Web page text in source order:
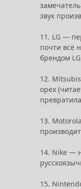
звук
11. LG —
почти всё
брендом
12.
орех
13.
14. Nike —
15.